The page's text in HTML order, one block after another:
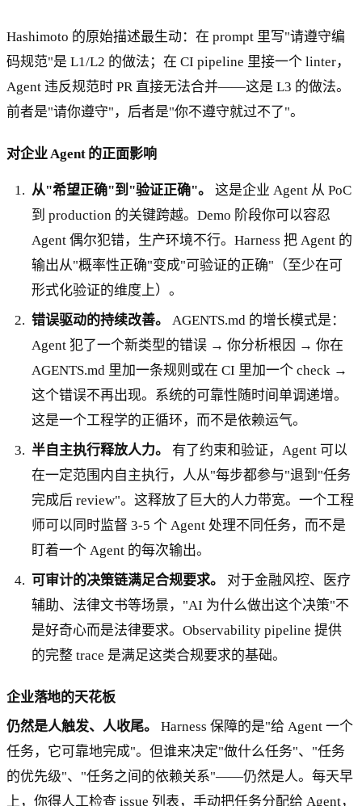
Hashimoto 的原始描述最生动：在 prompt 里写"请遵守编
码规范"是 L1/L2 的做法；在 CI pipeline 里接一个 linter，
Agent 违反规范时 PR 直接无法合并——这是 L3 的做法。
前者是"请你遵守"，后者是"你不遵守就过不了"。
对企业 Agent 的正面影响
从"希望正确"到"验证正确"。
这是企业 Agent 从 PoC
到 production 的关键跨越。Demo 阶段你可以容忍
Agent 偶尔犯错，生产环境不行。Harness 把 Agent 的
输出从"概率性正确"变成"可验证的正确"（至少在可
形式化验证的维度上）。
错误驱动的持续改善。
AGENTS.md 的增长模式是：
Agent 犯了一个新类型的错误 → 你分析根因 → 你在
AGENTS.md 里加一条规则或在 CI 里加一个 check →
这个错误不再出现。系统的可靠性随时间单调递增。
这是一个工程学的正循环，而不是依赖运气。
半自主执行释放人力。
有了约束和验证，Agent 可以
在一定范围内自主执行，人从"每步都参与"退到"任务
完成后 review"。这释放了巨大的人力带宽。一个工程
师可以同时监督 3-5 个 Agent 处理不同任务，而不是
盯着一个 Agent 的每次输出。
可审计的决策链满足合规要求。
对于金融风控、医疗
辅助、法律文书等场景，"AI 为什么做出这个决策"不
是好奇心而是法律要求。Observability pipeline 提供
的完整 trace 是满足这类合规要求的基础。
企业落地的天花板
仍然是人触发、人收尾。
Harness 保障的是"给 Agent 一个
任务，它可靠地完成"。但谁来决定"做什么任务"、"任务
的优先级"、"任务之间的依赖关系"——仍然是人。每天早
上，你得人工检查 issue 列表，手动把任务分配给 Agent，